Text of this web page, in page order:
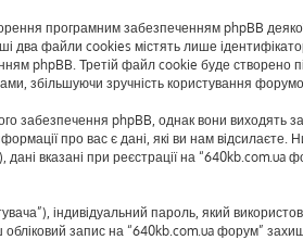
програмним забезпеченням phpBB деякої
файли cookies містять лише
phpBB. Третій файл cookie буде створено
збільшуючи зручність користування
phpBB, однак вони виходять за
про вас є дані, які ви нам відсилаєте.
вказані при реєстрації на “640kb.com.ua
індивідуальний пароль, який
запис на “640kb.com.ua форум”